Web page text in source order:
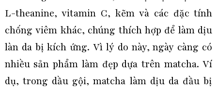
L-theanine, vitamin C, kẽm và các đặc tính
chống viêm khác, chúng thích hợp để làm dịu
làn da bị kích ứng. Vì lý do này, ngày càng có
nhiều sản phẩm làm đẹp dựa trên matcha. Ví
dụ, trong dầu gội, matcha làm dịu da đầu bị